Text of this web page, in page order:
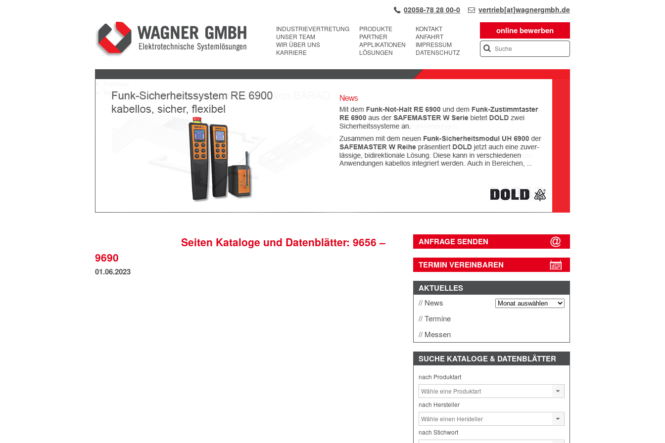
02058-78 28 00-0 vertrieb[at]wagnergmbh.de
online bewerben
INDUSTRIEVERTRETUNG
UNSER TEAM
WIR ÜBER UNS
KARRIERE
PRODUKTE
PARTNER
APPLIKATIONEN
LÖSUNGEN
KONTAKT
ANFAHRT
IMPRESSUM
DATENSCHUTZ
Next
Seiten Kataloge und Datenblätter: 9656 –
9690
01.06.2023
ANFRAGE SENDEN
TERMIN VEREINBAREN
AKTUELLES
News
Termine
Messen
SUCHE KATALOGE & DATENBLÄTTER
nach Produktart
nach Hersteller
nach Stichwort